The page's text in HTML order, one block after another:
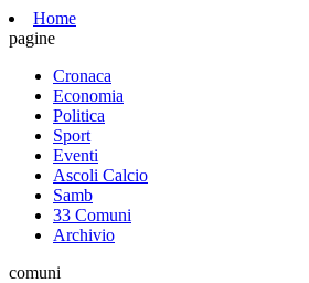
Home
pagine
Cronaca
Economia
Politica
Sport
Eventi
Ascoli Calcio
Samb
33 Comuni
Archivio
comuni